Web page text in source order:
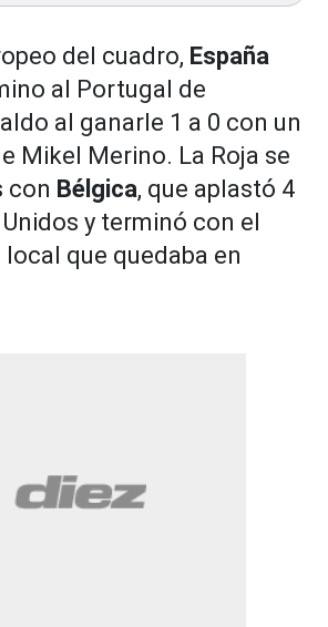
del cuadro, España
al Portugal de
al ganarle 1 a 0 con un
Mikel Merino. La Roja se
con Bélgica, que aplastó 4
y terminó con el
que quedaba en